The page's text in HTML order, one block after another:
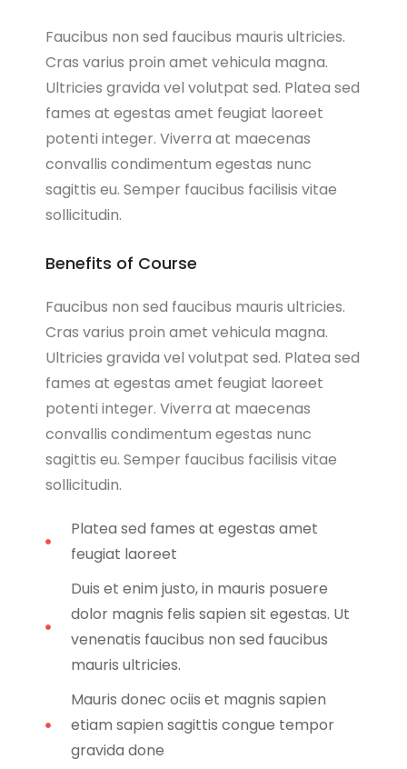
Faucibus non sed faucibus mauris ultricies.
Cras varius proin amet vehicula magna.
Ultricies gravida vel volutpat sed. Platea sed
fames at egestas amet feugiat laoreet
potenti integer. Viverra at maecenas
convallis condimentum egestas nunc
sagittis eu. Semper faucibus facilisis vitae
sollicitudin.
Benefits of Course
Faucibus non sed faucibus mauris ultricies.
Cras varius proin amet vehicula magna.
Ultricies gravida vel volutpat sed. Platea sed
fames at egestas amet feugiat laoreet
potenti integer. Viverra at maecenas
convallis condimentum egestas nunc
sagittis eu. Semper faucibus facilisis vitae
sollicitudin.
Platea sed fames at egestas amet
feugiat laoreet
Duis et enim justo, in mauris posuere
dolor magnis felis sapien sit egestas. Ut
venenatis faucibus non sed faucibus
mauris ultricies.
Mauris donec ociis et magnis sapien
etiam sapien sagittis congue tempor
gravida done